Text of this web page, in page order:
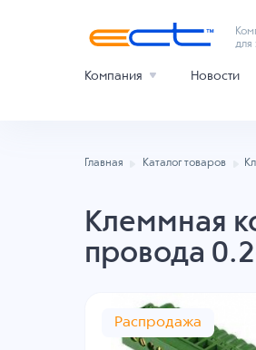
для
Компания Новости
Главная Каталог товаров
Клеммная
провода
Распродажа